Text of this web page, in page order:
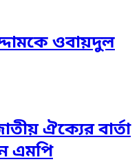
ওবায়দুল
ঐক্যের বার্তা
এমপি